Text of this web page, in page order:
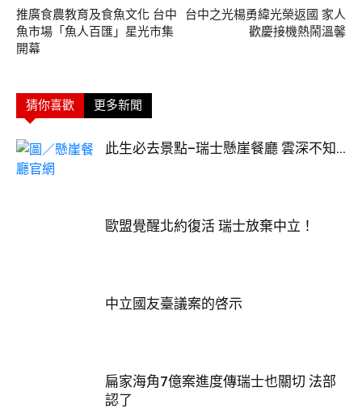
推廣食農教育及食魚文化 台中
魚市場「魚人百匯」星光市集
開幕
台中之光楊勇緯光榮返國 家人
歡慶接機熱鬧溫馨
猜你喜歡 更多新聞
此生必去景點–瑞士懸崖餐廳 雲深不知...
歐盟覺醒北約復活 瑞士放棄中立！
中立國友臺議案的啓示
扁家海角7億案進度傳瑞士也關切 法部
認了